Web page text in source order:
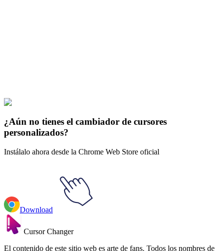
🚀 For Browser
¿Aún no tienes el cambiador de cursores
personalizados?
Instálalo ahora desde la Chrome Web Store oficial
Download
Cursor Changer
El contenido de este sitio web es arte de fans. Todos los nombres de